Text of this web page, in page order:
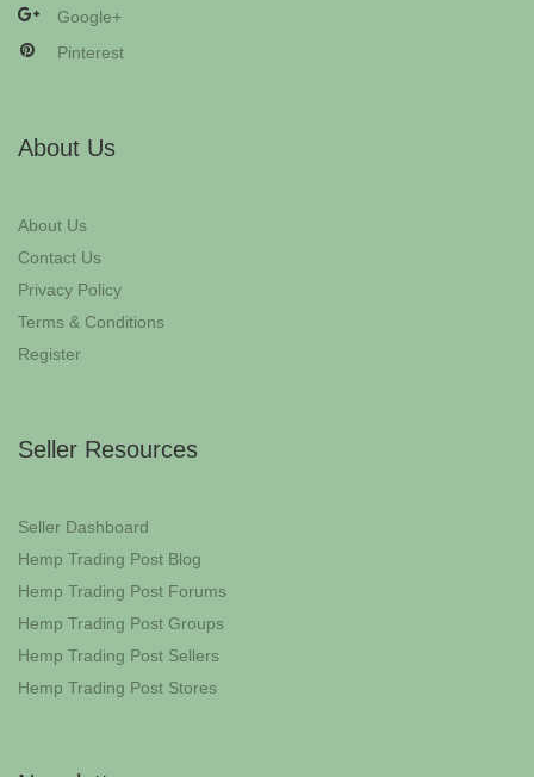
Google+
Pinterest
About Us
About Us
Contact Us
Privacy Policy
Terms & Conditions
Register
Seller Resources
Seller Dashboard
Hemp Trading Post Blog
Hemp Trading Post Forums
Hemp Trading Post Groups
Hemp Trading Post Sellers
Hemp Trading Post Stores